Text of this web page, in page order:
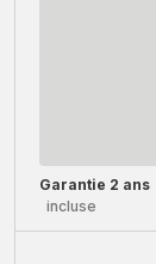
Garantie 2 ans
incluse